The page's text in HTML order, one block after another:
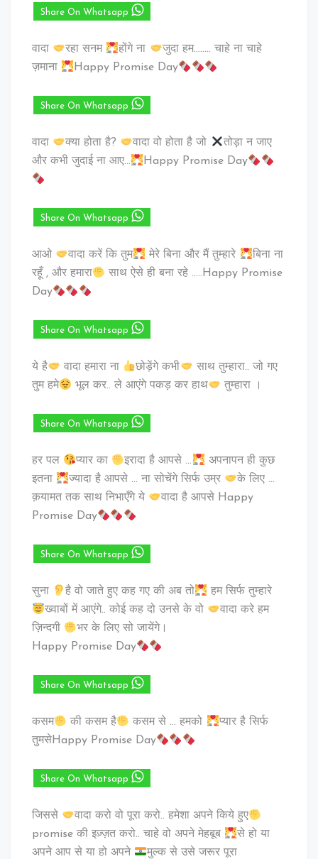
Share On Whatsapp
वादा रहा सनम होंगे ना
जुदा हम…….. चाहे ना चाहे
ज़माना
Happy Promise Day
Share On Whatsapp
वादा क्या होता है? वादा वो होता है जो
तोड़ा न जाए
और कभी जुदाई ना आए…
Happy Promise Day
Share On Whatsapp
आओ वादा करें कि तुम मेरे बिना और मैं तुम्हारे
बिना ना
रहूँ , और हमारा
साथ ऐसे ही बना रहे …..Happy Promise
Day
Share On Whatsapp
ये है वादा हमारा ना छोड़ेंगे कभी
साथ तुम्हारा.. जो गए
तुम हमे
भूल कर.. ले आएंगे पकड़ कर हाथ तुम्हारा ।
Share On Whatsapp
हर पल प्यार का इरादा है आपसे …
अपनापन ही कुछ
इतना
ज्यादा है आपसे … ना सोचेंगे सिर्फ उम्र
के लिए …
क़यामत तक साथ निभाएँगे ये
वादा है आपसे Happy
Promise Day
Share On Whatsapp
सुना है वो जाते हुए कह गए की अब तो
हम सिर्फ तुम्हारे
ख्वाबों में आएंगे.. कोई कह दो उनसे के वो
वादा करे हम
ज़िन्दगी
भर के लिए सो जायेंगे।
Happy Promise Day
Share On Whatsapp
कसम की कसम है कसम से … हमको
प्यार है सिर्फ
तुमसेHappy Promise Day
Share On Whatsapp
जिससे
वादा करो वो पूरा करो.. हमेशा अपने किये हुए
promise की इज़्ज़त करो.. चाहे वो अपने मेहबूब
से हो या
अपने आप से या हो अपने
मुल्क से उसे जरूर पूरा